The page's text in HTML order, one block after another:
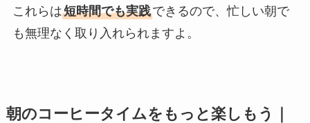
これらは短時間でも実践できるので、忙しい朝で
も無理なく取り入れられますよ。
朝のコーヒータイムをもっと楽しもう｜